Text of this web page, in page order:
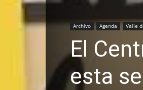
Archivo Agenda Valle
El
esta